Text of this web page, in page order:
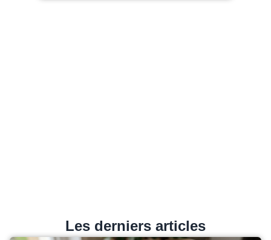
Les derniers articles